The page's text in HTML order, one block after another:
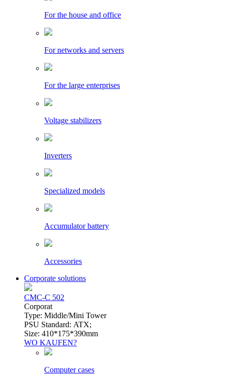
For the house and office
For networks and servers
For the large enterprises
Voltage stabilizers
Inverters
Specialized models
Accumulator battery
Accessories
Corporate solutions
CMC-C 502
Сorporat
Type: Middle/Mini Tower
PSU Standard: ATX;
Size: 410*175*390mm
WO KAUFEN?
Computer cases